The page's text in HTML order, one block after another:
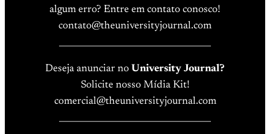
algum erro? Entre em contato conosco!
contato@theuniversityjournal.com
Deseja anunciar no University Journal?
Solicite nosso Mídia Kit!
comercial@theuniversityjournal.com